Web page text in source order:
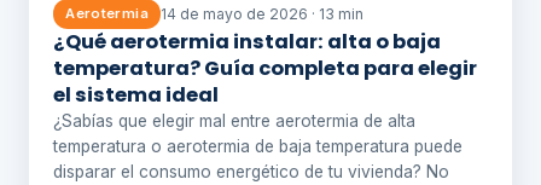
Aerotermia 14 de mayo de 2026 · 13 min
¿Qué aerotermia instalar: alta o baja
temperatura? Guía completa para elegir
el sistema ideal
¿Sabías que elegir mal entre aerotermia de alta
temperatura o aerotermia de baja temperatura puede
disparar el consumo energético de tu vivienda? No